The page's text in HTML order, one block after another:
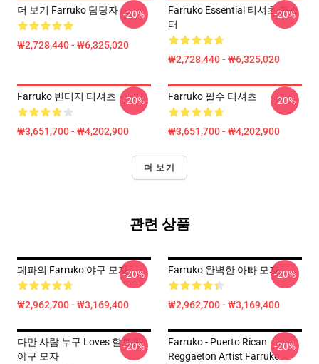
더 보기 Farruko 담당자 :
₩2,728,440 - ₩6,325,020
-20%
Farruko Essential 티셔츠 포스
터
₩2,728,440 - ₩6,325,020
-20%
Farruko 빈티지 티셔츠
₩3,651,700 - ₩4,202,900
-20% Farruko 필수 티셔츠
₩3,651,700 - ₩4,202,900
-20%
더 보기
관련 상품
페파의 Farruko 야구 모자
₩2,962,700 - ₩3,169,400
-20% Farruko 완벽한 아빠 모자
₩2,962,700 - ₩3,169,400
-20%
다만 사람 누구 Loves 할로윈
야구 모자
-20%
Farruko - Puerto Rican
Reggaeton Artist Farruko
-20%